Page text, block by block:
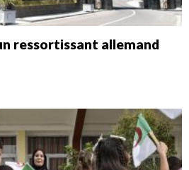
ressortissant allemand